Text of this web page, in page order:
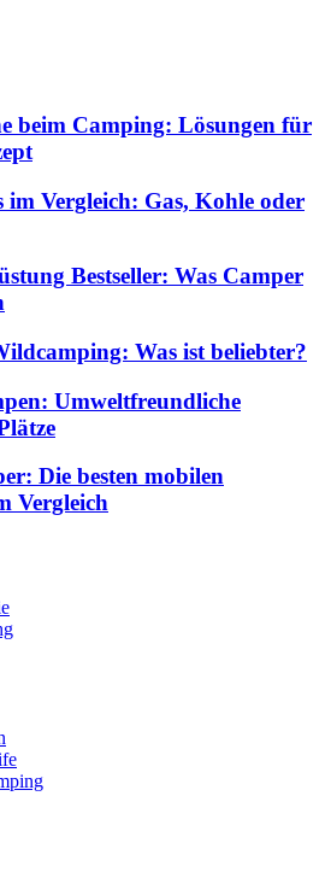
beim Camping: Lösungen für
Vergleich: Gas, Kohle oder
Bestseller: Was Camper
Was ist beliebter?
Umweltfreundliche
Die besten mobilen
Vergleich